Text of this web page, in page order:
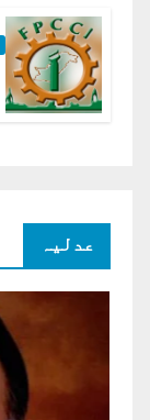
عدلیہ